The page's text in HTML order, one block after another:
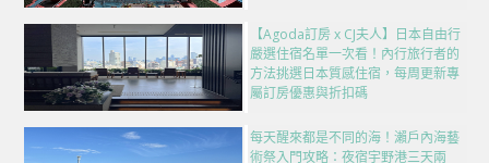
【Agoda訂房 x CJ夫人】日本自由行
嚴選住宿名單一次看！內行旅行者的
方法挑選日本質感住宿，每周更新專
屬訂房優惠與折扣碼
每天醒來都是不同的海！瀨戶內海藝
術祭入門攻略：夜宿宇野港三天兩